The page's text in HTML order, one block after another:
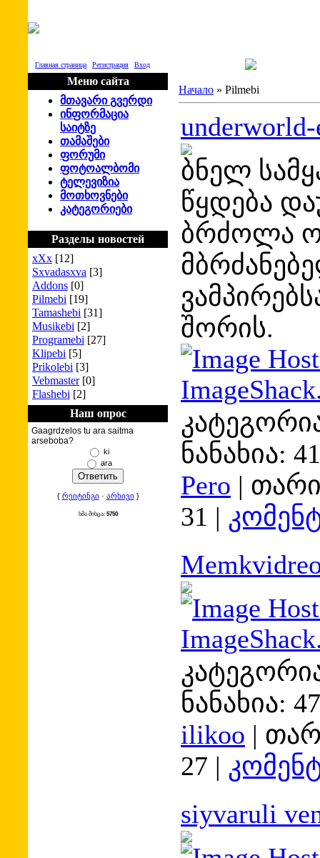
Главная страница Регистрация Вход
Меню сайта
მთავარი გვერდი
ინფორმაცია
საიტზე
თამაშები
ფორუმი
ფოტოალბომი
ტელევიზია
მოთხოვნები
კატეგორიები
Разделы новостей
xXx [12]
Sxvadasxva [3]
Addons [0]
Pilmebi [19]
Tamashebi [31]
Musikebi [2]
Programebi [27]
Klipebi [5]
Prikolebi [3]
Vebmaster [0]
Flashebi [2]
Наш опрос
Gaagrdzelos tu ara saitma
arseboba?
ki
ara
{ რეიტინგი· არხივი}
ხმა მისცა: 5750
Начало » Pilmebi
ბნელ
წყდება
ბრძოლა
შორის.
ნანახია:
Pero |
31 |
ნანახია:
ilikoo |
27 |
siyvaruli